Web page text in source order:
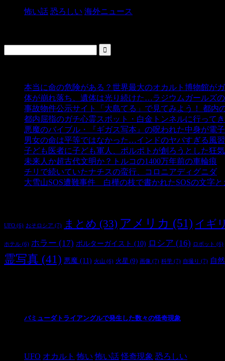
怖い話 恐ろしい 海外ニュース
本当に命の危険がある？世界最大のオカルト博物館が
体が崩れ落ち、遺体は光り続けた…ラジウムガールズの
事故物件公示サイト「大島てる」で見てみよう！ 都内
都内屈指のガチ心霊スポット・白金トンネルに行ってき
悪魔のバイブル・『ギガス写本』の呪われた中身が電
男女の命は平等ではなかった…インドのヤバすぎる風
子ども医者に子ども軍人、ポルポトが創ろうとした狂
未来人か超古代文明か？トルコの1400万年前の車輪痕
チリで続いていたナチスの蛮行、コロニアディグニダ-
大雪山SOS遭難事件 白樺の枝で書かれたSOSの文字
UFO (6) おそロシア (7) まとめ (33) アメリカ (51) イギ
ホテル (6) ホラー (17) ポルターガイスト (10) ロシア (16) ロボット (6)
霊写真 (41) 悪魔 (11) 火山 (6) 火星 (9) 画像 (7) 科学 (7) 自撮り (7) 自然
バミューダトライアングルで発生した数々の怪奇現象
UFO オカルト 怖い 怖い話 怪奇現象 恐ろしい